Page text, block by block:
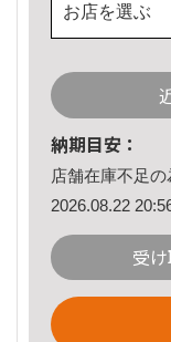
お店を選ぶ
納期目安：
店舗在庫不足の
2026.08.22
受